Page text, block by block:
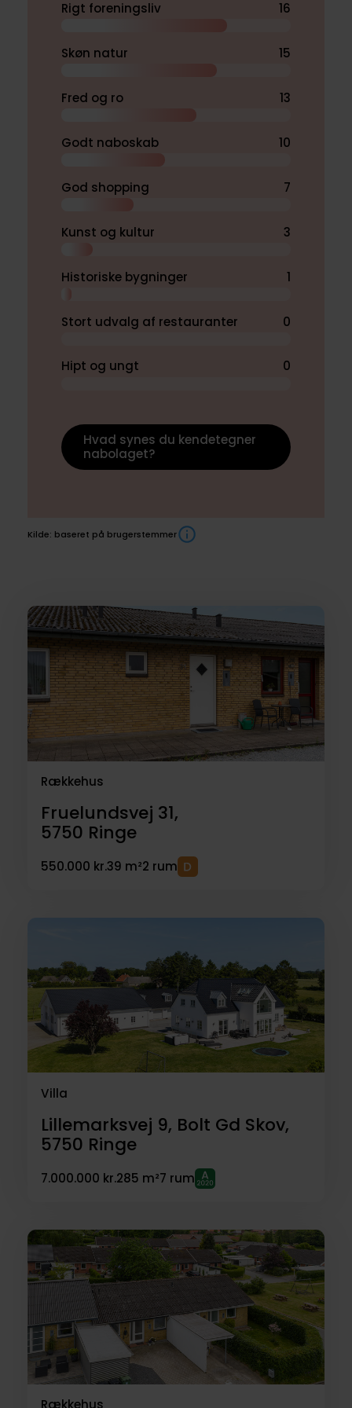
Rigt foreningsliv 16
Skøn natur 15
Fred og ro 13
Godt naboskab 10
God shopping 7
Kunst og kultur 3
Historiske bygninger 1
Stort udvalg af restauranter 0
Hipt og ungt 0
Hvad synes du kendetegner
nabolaget?
Kilde: baseret på brugerstemmer
Boliger
til
salg
Rækkehus
Fruelundsvej 31,
5750 Ringe
550.000 kr.39 m²2 rum
Villa
Lillemarksvej 9, Bolt Gd Skov,
5750 Ringe
7.000.000 kr.285 m²7 rum